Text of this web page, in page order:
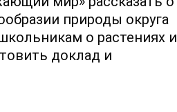
природы округа
о растениях и
доклад и